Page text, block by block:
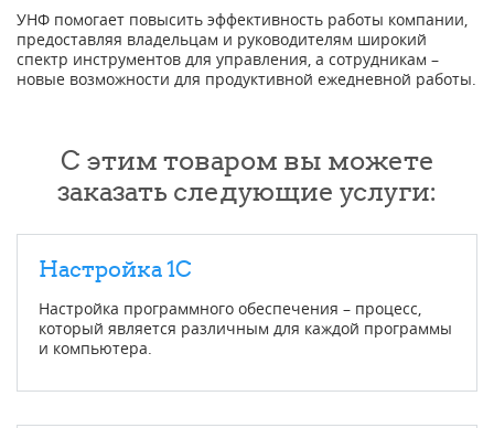
УНФ помогает повысить эффективность работы компании,
предоставляя владельцам и руководителям широкий
спектр инструментов для управления, а сотрудникам –
новые возможности для продуктивной ежедневной работы.
С этим товаром вы можете
заказать следующие услуги:
Настройка 1С
Настройка программного обеспечения – процесс,
который является различным для каждой программы
и компьютера.